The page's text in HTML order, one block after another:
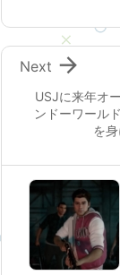
USJに来年オ
ンドーワール
を

Next